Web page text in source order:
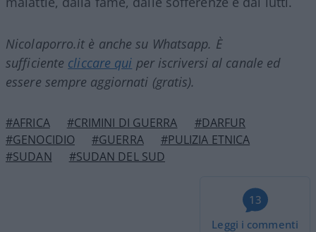
Nicolaporro.it è anche su Whatsapp. È
sufficiente cliccare qui per iscriversi al canale ed
essere sempre aggiornati (gratis).
#AFRICA #CRIMINI DI GUERRA
#DARFUR
#GENOCIDIO
#GUERRA
#PULIZIA ETNICA
#SUDAN
#SUDAN DEL SUD
13
Leggi i commenti